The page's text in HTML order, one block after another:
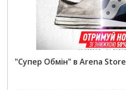
"Супер Обмін" в Arena